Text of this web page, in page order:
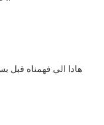
هادا الي فهمناه قبل